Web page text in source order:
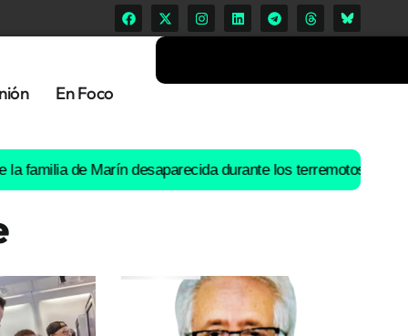
En Foco
Marín desaparecida durante los terremotos de Venezuela